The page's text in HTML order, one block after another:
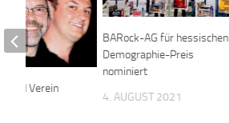
BARock-AG für hessischen
Demographie-Preis
nominiert
4. AUGUST 2021
wird Verein